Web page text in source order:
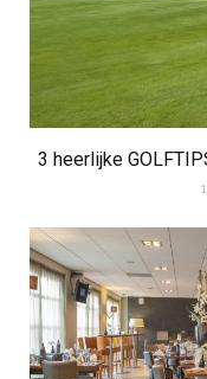
3 heerlijke